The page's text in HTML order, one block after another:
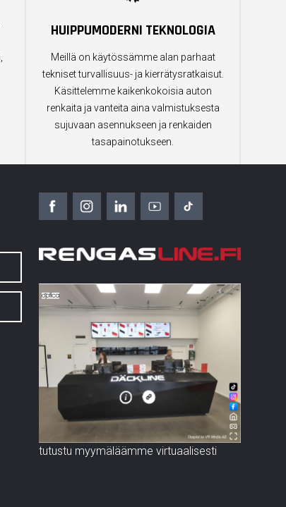
HUIPPUMODERNI TEKNOLOGIA
Meillä on käytössämme alan parhaat
tekniset turvallisuus- ja kierrätysratkaisut.
Käsittelemme kaikenkokoisia auton
renkaita ja vanteita aina valmistuksesta
sujuvaan asennukseen ja renkaiden
tasapainotukseen.
tutustu myymäläämme virtuaalisesti